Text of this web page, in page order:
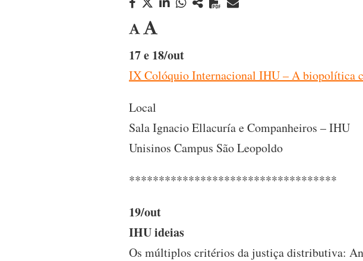
17 e 18/out
IX Colóquio Internacional IHU – A biopolítica
Local
Sala Ignacio Ellacuría e Companheiros – IHU
Unisinos Campus São Leopoldo
***********************************
19/out
IHU ideias
Os múltiplos critérios da justiça distributiva: